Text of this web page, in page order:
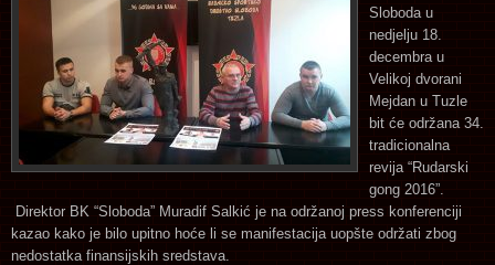
Sloboda u
nedjelju 18.
decembra u
Velikoj dvorani
Mejdan u Tuzle
bit će održana 34.
tradicionalna
revija “Rudarski
gong 2016”.
Direktor BK “Sloboda” Muradif Salkić je na održanoj press konferenciji
kazao kako je bilo upitno hoće li se manifestacija uopšte održati zbog
nedostatka finansijskih sredstava.